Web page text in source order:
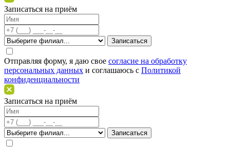
Записаться на приём
Отправляя форму, я даю свое согласие на обработку
персональных данных и соглашаюсь c Политикой
конфиденциальности
Записаться на приём